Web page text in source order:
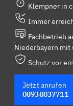
Klempner in
Immer
Fachbetrieb
Niederbayern mit
Schutz vor
Jetzt anrufen
08938037711